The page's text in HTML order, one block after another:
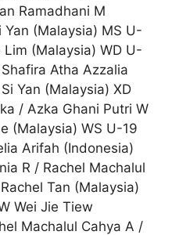
Ramadhani M
(Malaysia) MS U-
(Malaysia) WD U-
Atha Azzalia
Yan (Malaysia) XD
/ Azka Ghani Putri W
(Malaysia) WS U-19
Arifah (Indonesia)
R / Rachel Machalul
Tan (Malaysia)
Wei Jie Tiew
Machalul Cahya A /